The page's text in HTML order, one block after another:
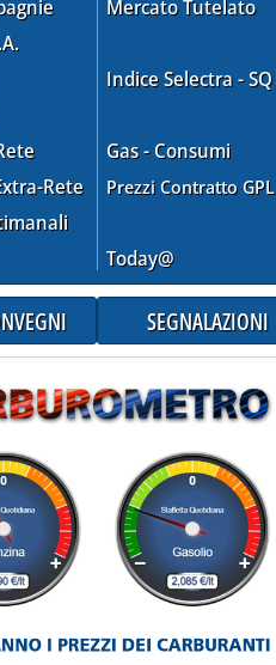
Rete
Mercato Tutelato
Indice Selectra - SQ
Gas - Consumi
Prezzi Contratto GPL
Today@
SEGNALAZIONI